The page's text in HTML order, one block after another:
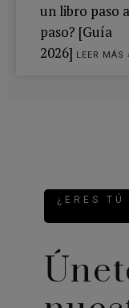
un libro paso a
paso? [Guía
2026] LEER MÁS
¿ERES